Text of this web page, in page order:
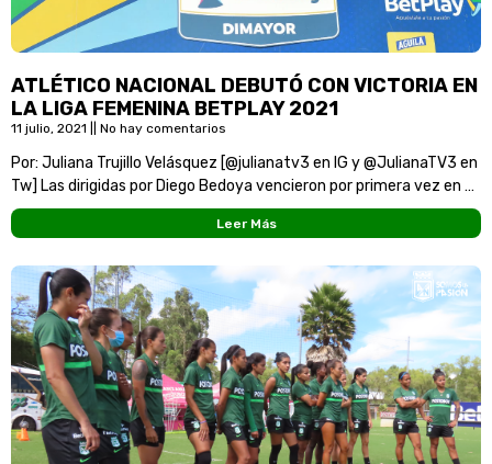
ATLÉTICO NACIONAL DEBUTÓ CON VICTORIA EN
LA LIGA FEMENINA BETPLAY 2021
11 julio, 2021 No hay comentarios
Por: Juliana Trujillo Velásquez [@julianatv3 en IG y @JulianaTV3 en
Tw] Las dirigidas por Diego Bedoya vencieron por primera vez en su
historia a Real
Leer Más